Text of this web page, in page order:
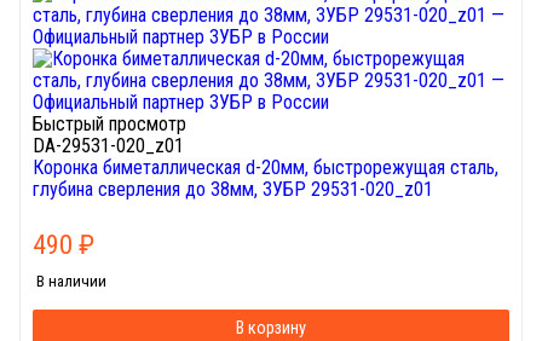
Быстрый просмотр
DA-29531-020_z01
Коронка биметаллическая d-20мм, быстрорежущая сталь,
глубина сверления до 38мм, ЗУБР 29531-020_z01
490 ₽
В наличии
В корзину